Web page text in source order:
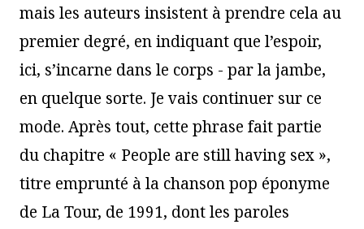
mais les auteurs insistent à prendre cela au
premier degré, en indiquant que l’espoir,
ici, s’incarne dans le corps - par la jambe,
en quelque sorte. Je vais continuer sur ce
mode. Après tout, cette phrase fait partie
du chapitre « People are still having sex »,
titre emprunté à la chanson pop éponyme
de La Tour, de 1991, dont les paroles